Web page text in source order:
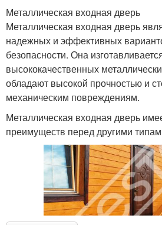
Металлическая входная дверь
Металлическая входная дверь
надежных и эффективных
безопасности. Она
высококачественных
обладают высокой прочностью и
механическим повреждениям.
Металлическая входная дверь
преимуществ перед другими